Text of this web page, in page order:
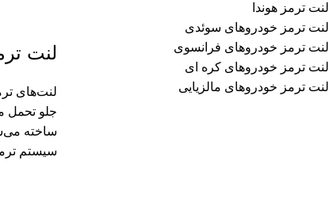
لنت ترمز هوندا
لنت ترمز خودروهای سوئدی
لنت ترمز خودروهای فرانسوی
لنت ترمز خودروهای کره ای
لنت ترمز خودروهای مالزیایی
لنت
لنت‌های
ساخته
سیستم